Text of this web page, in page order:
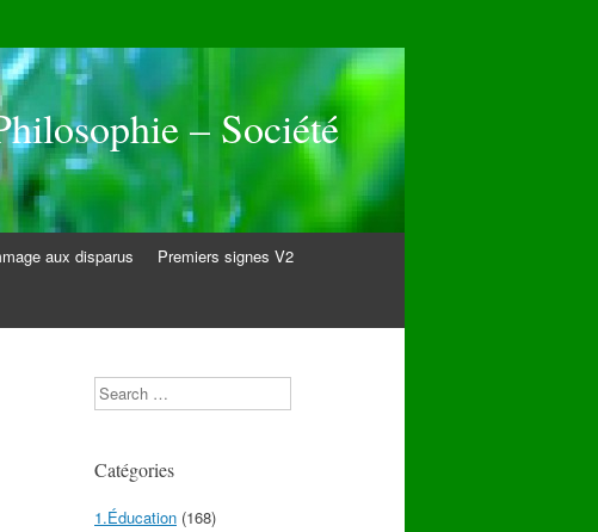
– Société
aux disparus Premiers signes V2
Search
Catégories
1.Éducation (168)